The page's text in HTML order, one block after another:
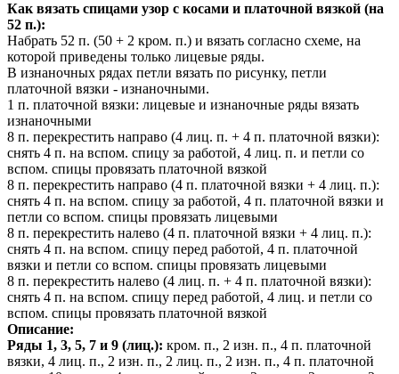
Как вязать спицами узор с косами и платочной вязкой (на
52 п.):
Набрать 52 п. (50 + 2 кром. п.) и вязать согласно схеме, на
которой приведены только лицевые ряды.
В изнаночных рядах петли вязать по рисунку, петли
платочной вязки - изнаночными.
1 п. платочной вязки: лицевые и изнаночные ряды вязать
изнаночными
8 п. перекрестить направо (4 лиц. п. + 4 п. платочной вязки):
снять 4 п. на вспом. спицу за работой, 4 лиц. п. и петли со
вспом. спицы провязать платочной вязкой
8 п. перекрестить направо (4 п. платочной вязки + 4 лиц. п.):
снять 4 п. на вспом. спицу за работой, 4 п. платочной вязки и
петли со вспом. спицы провязать лицевыми
8 п. перекрестить налево (4 п. платочной вязки + 4 лиц. п.):
снять 4 п. на вспом. спицу перед работой, 4 п. платочной
вязки и петли со вспом. спицы провязать лицевыми
8 п. перекрестить налево (4 лиц. п. + 4 п. платочной вязки):
снять 4 п. на вспом. спицу перед работой, 4 лиц. и петли со
вспом. спицы провязать платочной вязкой
Описание:
Ряды 1, 3, 5, 7 и 9 (лиц.): кром. п., 2 изн. п., 4 п. платочной
вязки, 4 лиц. п., 2 изн. п., 2 лиц. п., 2 изн. п., 4 п. платочной